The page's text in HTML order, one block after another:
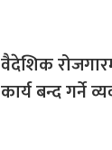
वैदेशिक
कार्य बन्द गर्ने